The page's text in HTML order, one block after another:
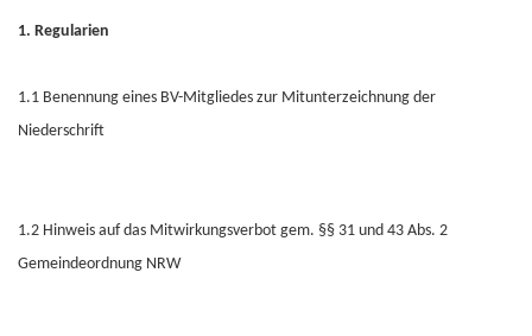
1. Regularien
1.1 Benennung eines BV-Mitgliedes zur Mitunterzeichnung der
Niederschrift
1.2 Hinweis auf das Mitwirkungsverbot gem. §§ 31 und 43 Abs. 2
Gemeindeordnung NRW